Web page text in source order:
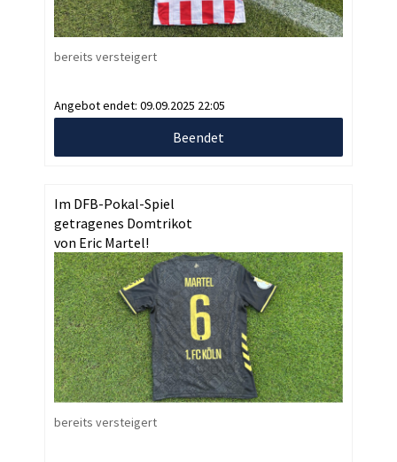
bereits versteigert
Angebot endet: 09.09.2025 22:05
Beendet
Im DFB-Pokal-Spiel
getragenes Domtrikot
von Eric Martel!
bereits versteigert